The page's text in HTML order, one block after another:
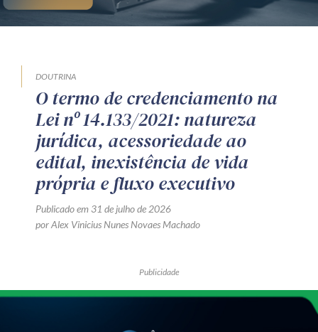
DOUTRINA
O termo de credenciamento na
Lei nº 14.133/2021: natureza
jurídica, acessoriedade ao
edital, inexistência de vida
própria e fluxo executivo
Publicado em 31 de julho de 2026
por Alex Vinicius Nunes Novaes Machado
Publicidade